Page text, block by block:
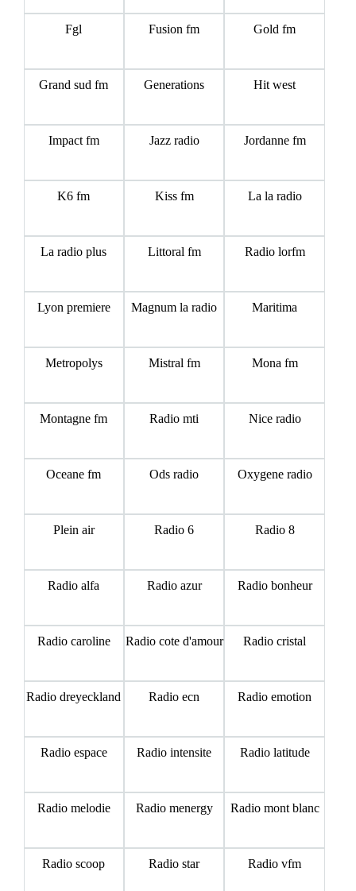
Fgl Fusion fm Gold fm
Grand sud fm Generations Hit west
Impact fm Jazz radio Jordanne fm
K6 fm Kiss fm La la radio
La radio plus Littoral fm Radio lorfm
Lyon premiere Magnum la radio Maritima
Metropolys Mistral fm Mona fm
Montagne fm Radio mti Nice radio
Oceane fm Ods radio Oxygene radio
Plein air Radio 6 Radio 8
Radio alfa Radio azur Radio bonheur
Radio caroline Radio cote d'amour Radio cristal
Radio dreyeckland Radio ecn Radio emotion
Radio espace Radio intensite Radio latitude
Radio melodie Radio menergy Radio mont blanc
Radio scoop Radio star Radio vfm